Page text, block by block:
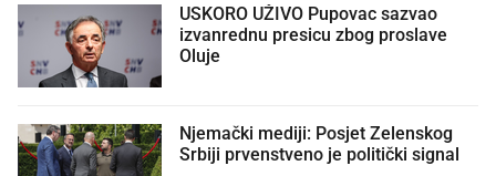
USKORO UŽIVO Pupovac sazvao
izvanrednu presicu zbog proslave
Oluje
Njemački mediji: Posjet Zelenskog
Srbiji prvenstveno je politički signal